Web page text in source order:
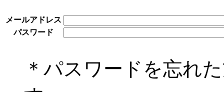
メールアドレス
パスワード
＊パスワードを忘れ